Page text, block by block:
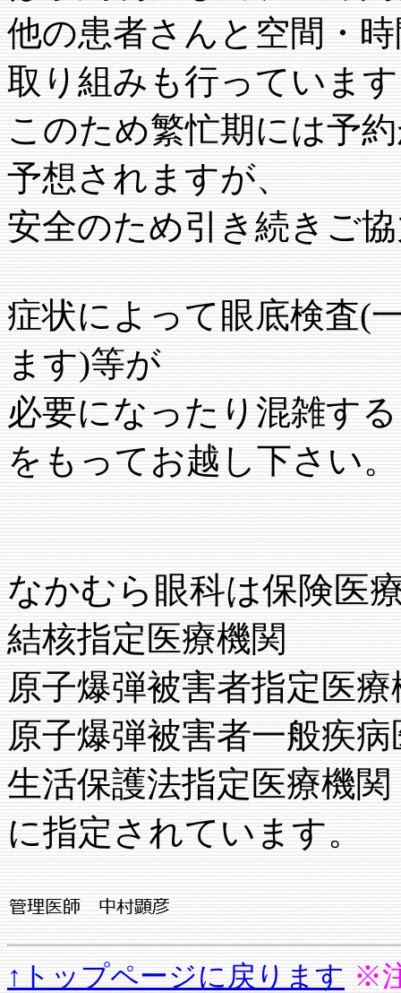
他の患者さんと空間・
取り組みも行っていま
このため繁忙期には予
予想されますが、
安全のため引き続きご
症状によって眼底検査(
ます)等が
必要になったり混雑す
をもってお越し下さい。
なかむら眼科は保険医
結核指定医療機関
原子爆弾被害者指定医療
原子爆弾被害者一般疾
生活保護法指定医療機関
に指定されています。
↑トップページに戻ります ※